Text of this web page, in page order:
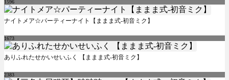
1596
ナイトメア☆パーティーナイト【ままま式-初音ミク】
1673
ありふれたせかいせいふく 【ままま式-初音ミク】
2383